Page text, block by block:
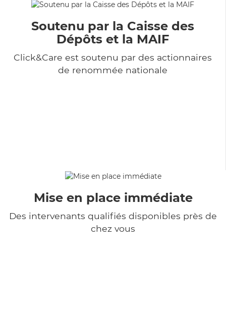
Soutenu par la Caisse des
Dépôts et la MAIF
Click&Care est soutenu par des actionnaires
de renommée nationale
Mise en place immédiate
Des intervenants qualifiés disponibles près de
chez vous